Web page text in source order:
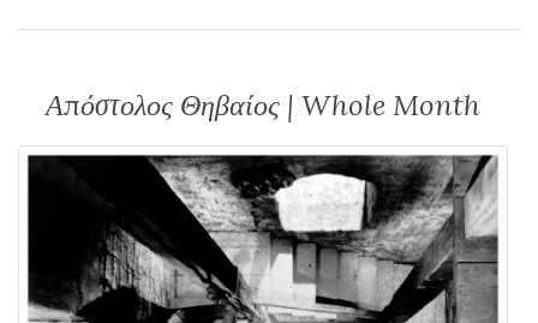
Απόστολος Θηβαίος | Whole Month